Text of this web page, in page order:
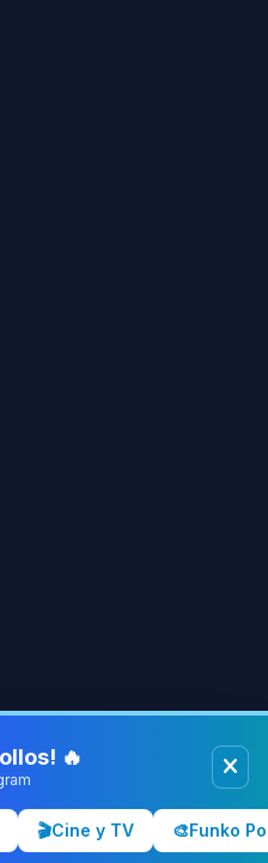
reservados.
PC Componentes y otras tiendas
compras realizadas a través de
nuestros enlaces. Más info
🔥
🎬Cine y TV 🎨Funko